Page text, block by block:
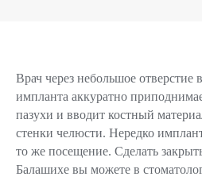
Врач через небольшое отверстие
импланта аккуратно
пазухи и вводит костный
стенки челюсти. Нередко
то же посещение. Сделать
Балашихе вы можете в